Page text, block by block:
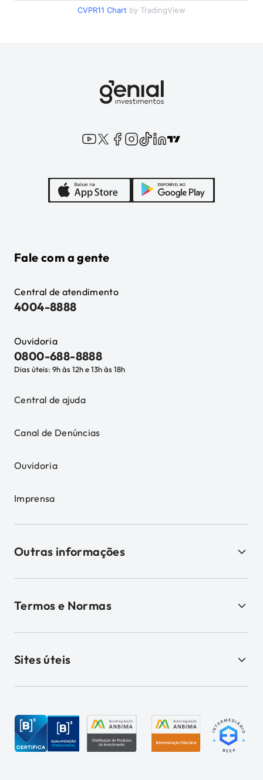
CVPR11 Chart by TradingView
Fale com a gente
Central de atendimento
4004-8888
Ouvidoria
0800-688-8888
Dias úteis: 9h às 12h e 13h às 18h
Central de ajuda
Canal de Denúncias
Ouvidoria
Imprensa
Outras informações
Termos e Normas
Sites úteis